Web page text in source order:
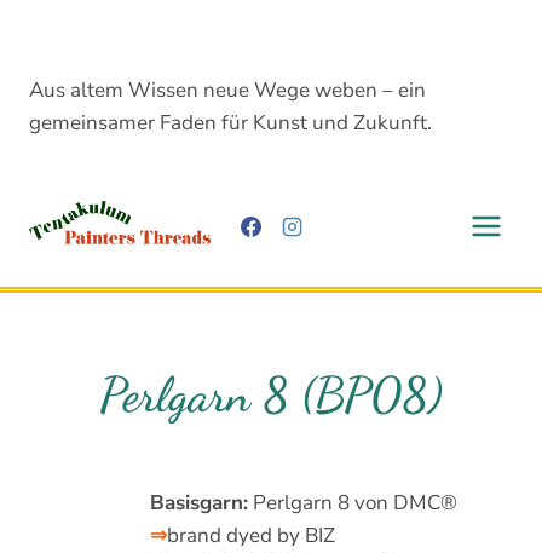
springen
Aus altem Wissen neue Wege weben – ein
gemeinsamer Faden für Kunst und Zukunft.
Perlgarn 8 (BP08)
Basisgarn: Perlgarn 8 von DMC®
⇒brand dyed by BIZ